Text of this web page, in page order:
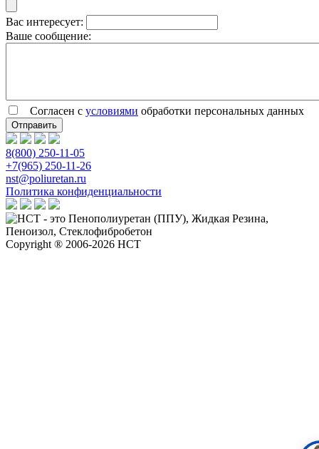
Вас интересует:
Ваше сообщение:
Согласен с условиями обработки персональных данных
8(800) 250-11-05
+7(965) 250-11-26
nst@poliuretan.ru
Политика конфиденциальности
Copyright ® 2006-2026 НСТ